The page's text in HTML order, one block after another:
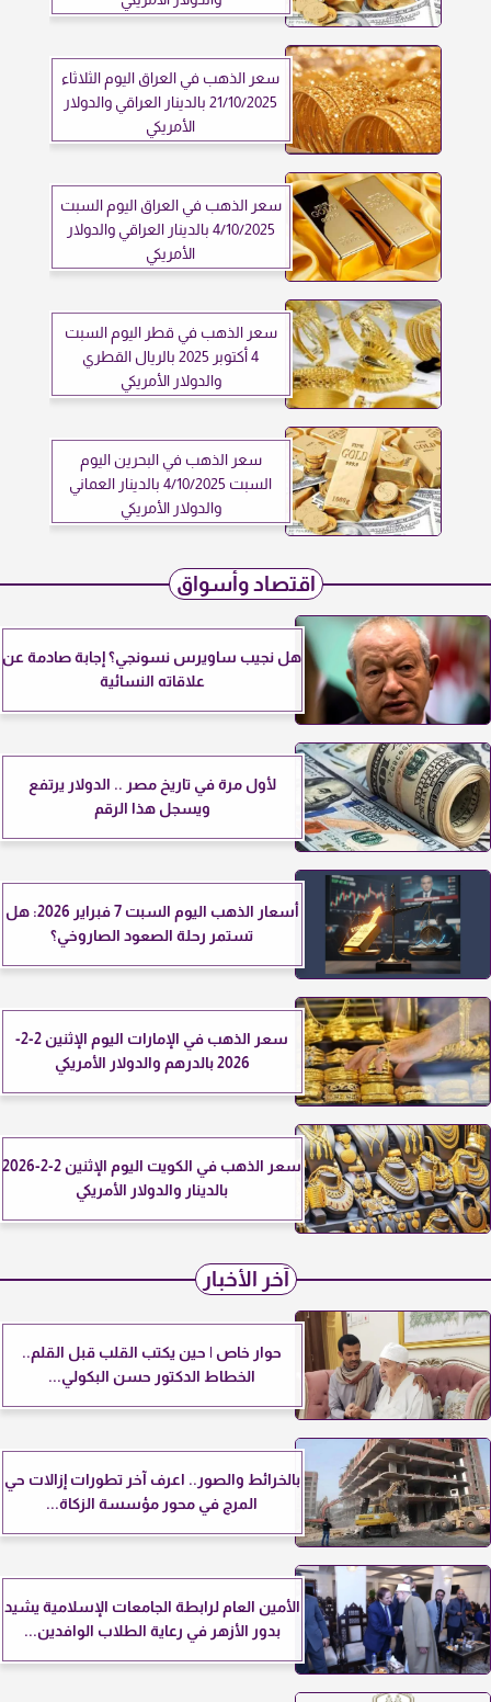
سعر الذهب في العراق اليوم الثلاثاء
21/10/2025 بالدينار العراقي والدولار
الأمريكي
سعر الذهب في العراق اليوم السبت
4/10/2025 بالدينار العراقي والدولار
الأمريكي
سعر الذهب في قطر اليوم السبت
4 أكتوبر 2025 بالريال القطري
والدولار الأمريكي
سعر الذهب في البحرين اليوم
السبت 4/10/2025 بالدينار العماني
والدولار الأمريكي
اقتصاد وأسواق
هل نجيب ساويرس نسونجي؟ إجابة صادمة عن
علاقاته النسائية
لأول مرة في تاريخ مصر .. الدولار يرتفع
ويسجل هذا الرقم
أسعار الذهب اليوم السبت 7 فبراير 2026: هل
تستمر رحلة الصعود الصاروخي؟
سعر الذهب في الإمارات اليوم الإثنين 2-2-
2026 بالدرهم والدولار الأمريكي
سعر الذهب في الكويت اليوم الإثنين 2-2-2026
بالدينار والدولار الأمريكي
آخر الأخبار
حوار خاص | حين يكتب القلب قبل القلم..
الخطاط الدكتور حسن البكولي...
بالخرائط والصور.. اعرف آخر تطورات إزالات حي
المرج في محور مؤسسة الزكاة...
الأمين العام لرابطة الجامعات الإسلامية يشيد
بدور الأزهر في رعاية الطلاب الوافدين...